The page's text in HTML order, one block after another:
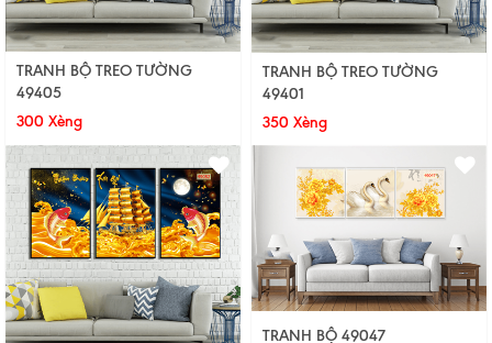
TRANH BỘ TREO TƯỜNG
49405
300 Xèng
TRANH BỘ TREO TƯỜNG
49401
350 Xèng
TRANH BỘ 49047